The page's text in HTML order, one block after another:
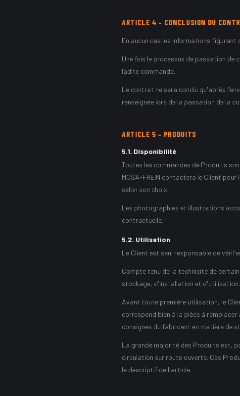
ARTICLE 4 – CONCLUSION DU
En aucun cas les informations
Une fois le processus de passation de
ladite commande.
Le contrat ne sera conclu qu'après
renseignée lors de la passation de la
ARTICLE 5 – PRODUITS
5.1. Disponibilité
Toutes les commandes de Produits
MOSA-FREIN contactera le Client
selon son choix.
Les photographies et illustrations
contractuelle.
5.2. Utilisation
Le Client est seul responsable de
Compte tenu de la technicité de
stockage, d'installation et d'utilisation.
Avant toute première utilisation, le
correspond bien à la pièce à
consignes du fabricant en matière de
La grande majorité des Produits est,
circulation sur route ouverte. Ces
le descriptif de l'article.